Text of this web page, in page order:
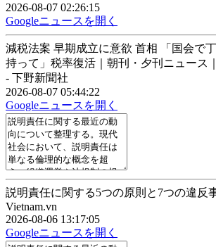
2026-08-07 02:26:15
Googleニュースを開く
減税法案 早期成立に意欲 首相 「国会で
持って」税率復活｜朝刊・夕刊ニュース
- 下野新聞社
2026-08-07 05:44:22
Googleニュースを開く
説明責任に関する5つの原則と7つの違反
Vietnam.vn
2026-08-06 13:17:05
Googleニュースを開く